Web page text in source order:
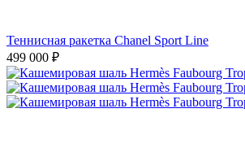
Теннисная ракетка Chanel Sport Line
499 000 ₽